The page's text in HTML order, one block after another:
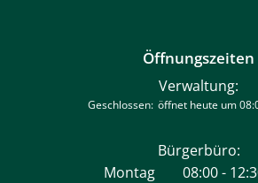
Öffnungszeiten
Verwaltung:
Klicken, um weitere Öffnungs-
Geschlossen: öffnet heute um
Bürgerbüro:
Montag
08:00-